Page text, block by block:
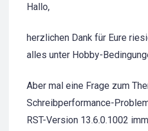
Hallo,
herzlichen Dank für Eure
alles unter Hobby-
Aber mal eine Frage zum
Schreibperformance-
RST-Version 13.6.0.1002